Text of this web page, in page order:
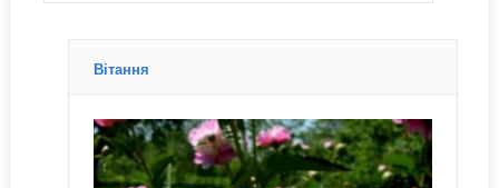
Вітання